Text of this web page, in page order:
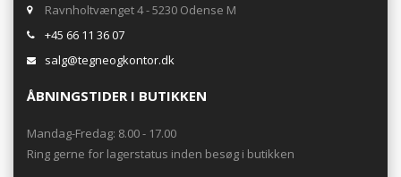
Ravnholtvænget 4 - 5230 Odense M
+45 66 11 36 07
salg@tegneogkontor.dk
ÅBNINGSTIDER I BUTIKKEN
Mandag-Fredag: 8.00 - 17.00
Ring gerne for lagerstatus inden besøg i butikken